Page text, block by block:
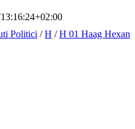
Politici /H /H 01 Haag Hexan